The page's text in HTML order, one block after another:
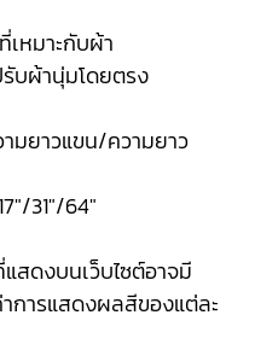
หมาะกับผ้า
บผ้านุ่มโดยตรง
มยาวแขน/ความยาว
31"/64"
ดงบนเว็บไซต์อาจมี
การแสดงผลสีของแต่ละ